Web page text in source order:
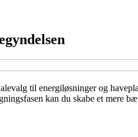
til energiløsninger og
kan du skabe et mere